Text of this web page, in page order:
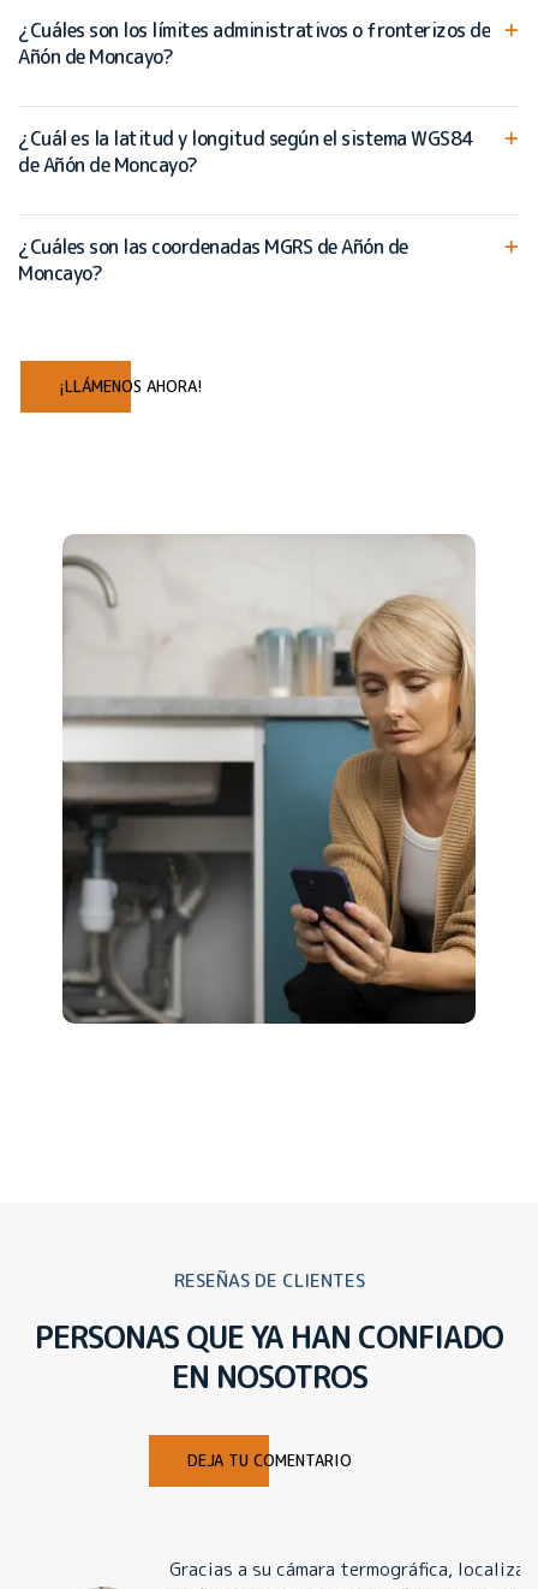
¿Cuáles son los límites administrativos o fronterizos de
Añón de Moncayo?
¿Cuál es la latitud y longitud según el sistema WGS84
de Añón de Moncayo?
¿Cuáles son las coordenadas MGRS de Añón de
Moncayo?
¡LLÁMENOS AHORA!
RESEÑAS DE CLIENTES
PERSONAS QUE YA HAN CONFIADO
EN NOSOTROS
DEJA TU COMENTARIO
Gracias a su cámara termográfica, localizaron